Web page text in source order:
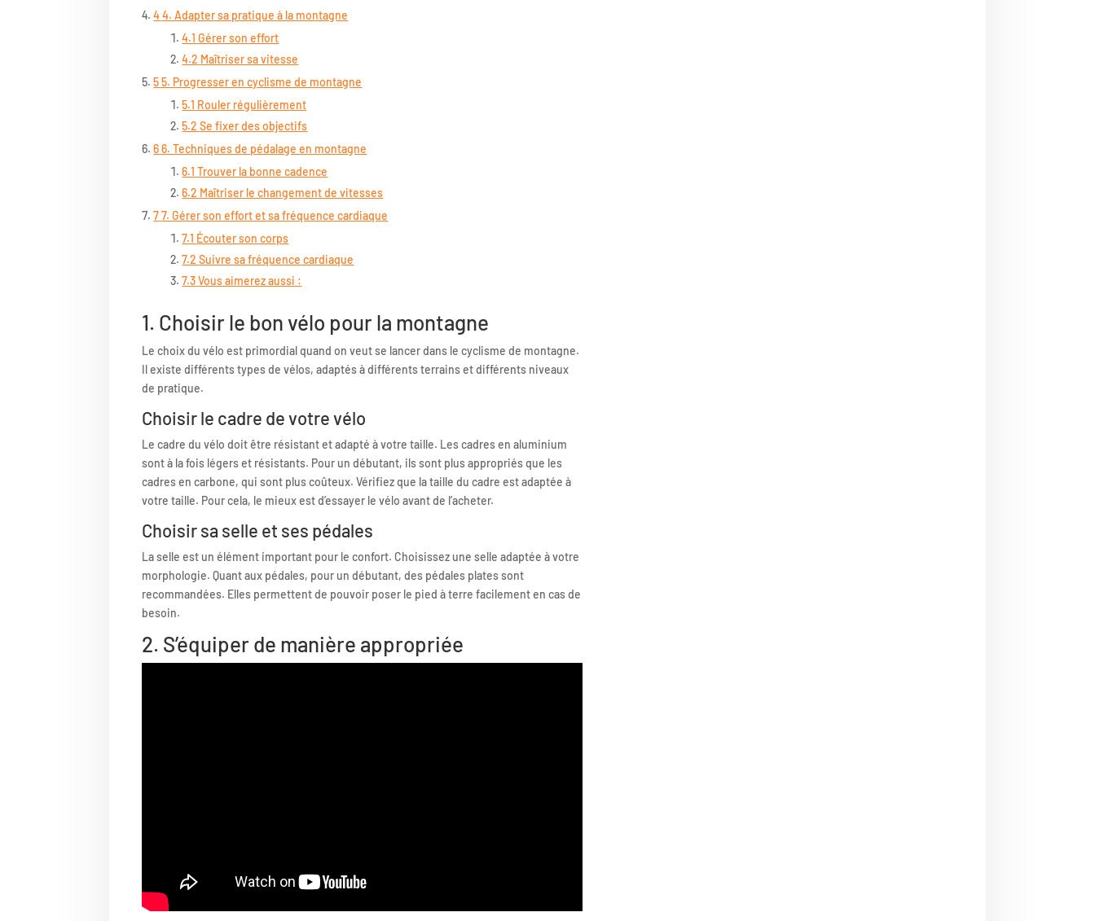
4 4. Adapter sa pratique à la montagne
4.1 Gérer son effort
4.2 Maîtriser sa vitesse
5 5. Progresser en cyclisme de montagne
5.1 Rouler régulièrement
5.2 Se fixer des objectifs
6 6. Techniques de pédalage en montagne
6.1 Trouver la bonne cadence
6.2 Maîtriser le changement de vitesses
7 7. Gérer son effort et sa fréquence cardiaque
7.1 Écouter son corps
7.2 Suivre sa fréquence cardiaque
7.3 Vous aimerez aussi :
1. Choisir le bon vélo pour la montagne
Le choix du vélo est primordial quand on veut se lancer dans le cyclisme de montagne.
Il existe différents types de vélos, adaptés à différents terrains et différents niveaux
de pratique.
Choisir le cadre de votre vélo
Le cadre du vélo doit être résistant et adapté à votre taille. Les cadres en aluminium
sont à la fois légers et résistants. Pour un débutant, ils sont plus appropriés que les
cadres en carbone, qui sont plus coûteux. Vérifiez que la taille du cadre est adaptée à
votre taille. Pour cela, le mieux est d’essayer le vélo avant de l’acheter.
Choisir sa selle et ses pédales
La selle est un élément important pour le confort. Choisissez une selle adaptée à votre
morphologie. Quant aux pédales, pour un débutant, des pédales plates sont
recommandées. Elles permettent de pouvoir poser le pied à terre facilement en cas de
besoin.
2. S’équiper de manière appropriée